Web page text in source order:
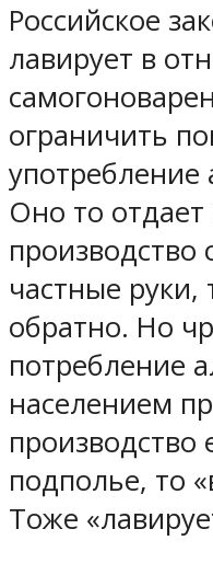
Российское
лавирует в
ограничить
Оно то
производство
частные руки,
обратно. Но
потребление
населением
производство
подполье, то
Тоже